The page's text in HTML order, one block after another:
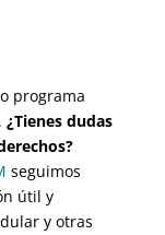
programa
¿Tienes dudas
seguimos
útil y
y otras